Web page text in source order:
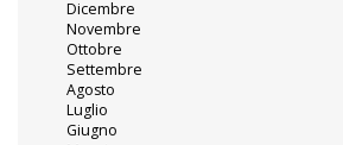
Dicembre
Novembre
Ottobre
Settembre
Agosto
Luglio
Giugno